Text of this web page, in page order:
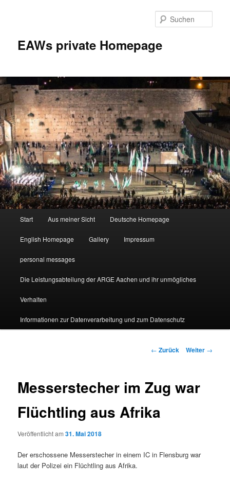
EAWs private Homepage
Start Aus meiner Sicht Deutsche Homepage
English Homepage Gallery Impressum
personal messages
Die Leistungsabteilung der ARGE Aachen und ihr unmögliches
Verhalten
Informationen zur Datenverarbeitung und zum Datenschutz
Beitragsnavigation
← Zurück Weiter →
Messerstecher im Zug war
Flüchtling aus Afrika
Veröffentlicht am31. Mai 2018
Der erschossene Messerstecher in einem IC in Flensburg war
laut der Polizei ein Flüchtling aus Afrika.